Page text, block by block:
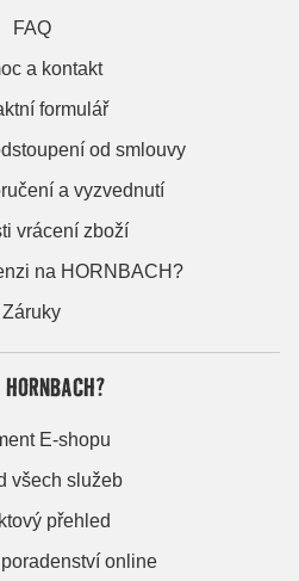
FAQ
a kontakt
formulář
od smlouvy
a vyzvednutí
vrácení zboží
na HORNBACH?
Záruky
E-shopu
všech služeb
přehled
online